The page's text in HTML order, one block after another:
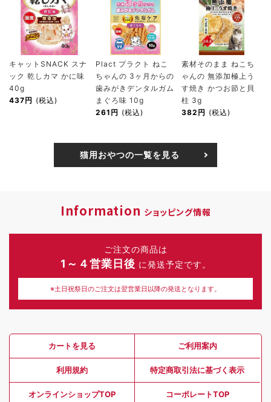
キャットSNACK スナ
ック 乾しカマ かに味
40g
437円 (税込)
Plact プラクト ねこ
ちゃんの 3ヶ月からの
歯みがきデンタルガム
まぐろ味 10g
261円 (税込)
素材そのまま ねこち
ゃんの 無添加極上う
す焼き かつお節と貝
柱 3g
382円 (税込)
猫用おやつの一覧を見る
Information ショッピング情報
ご注文の商品は
1～４営業日後 に発送予定です。
※土日祝祭日のご注文は翌営業日以降の発送となります。
カートを見る ご利用案内
利用規約 特定商取引法に基づく表示
オンラインショップTOP コーポレートTOP